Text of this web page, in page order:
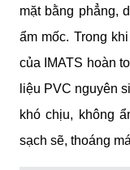
mặt bằng phẳng,
ẩm mốc. Trong
của IMATS hoàn
liệu PVC nguyên
khó chịu, không
sạch sẽ, thoáng